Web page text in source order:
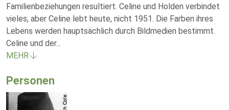
Familienbeziehungen resultiert. Celine und Holden verbindet
vieles, aber Celine lebt heute, nicht 1951. Die Farben ihres
Lebens werden hauptsächlich durch Bildmedien bestimmt.
Celine und der...
MEHR
Personen